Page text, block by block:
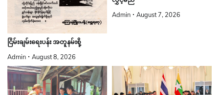
ငြိမ်းချမ်းရေးပန်း အတူနမ်းစို့
Admin August 8, 2026
Admin August 7, 2026